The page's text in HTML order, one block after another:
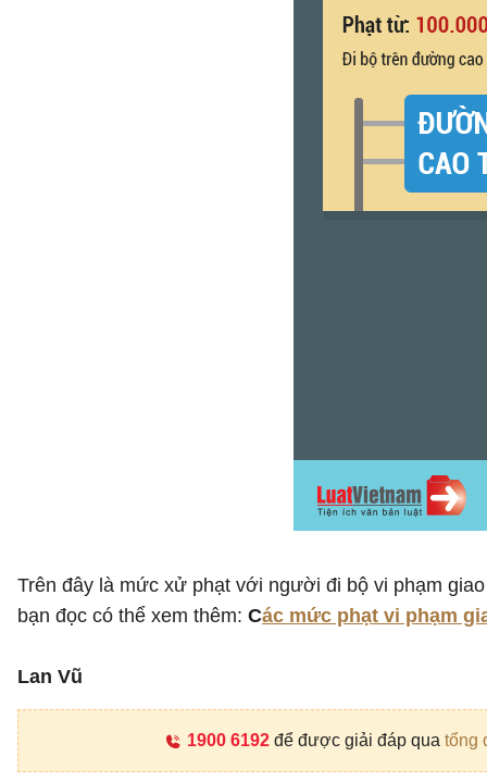
Trên đây là mức xử phạt với người đi bộ vi phạm
bạn đọc có thể xem thêm: Các mức phạt vi phạm
Lan Vũ
1900 6192để được giải đáp qua tổng